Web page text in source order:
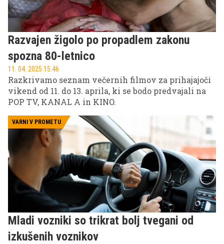
Razvajen žigolo po propadlem zakonu
spozna 80-letnico
11. 04. 2025 15.46
Razkrivamo seznam večernih filmov za prihajajoči
vikend od 11. do 13. aprila, ki se bodo predvajali na
POP TV, KANAL A in KINO.
VARNI V PROMETU
Mladi vozniki so trikrat bolj tvegani od
izkušenih voznikov